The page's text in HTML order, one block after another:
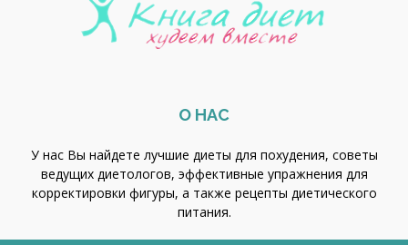
О НАС
У нас Вы найдете лучшие диеты для похудения, советы
ведущих диетологов, эффективные упражнения для
корректировки фигуры, а также рецепты диетического
питания.